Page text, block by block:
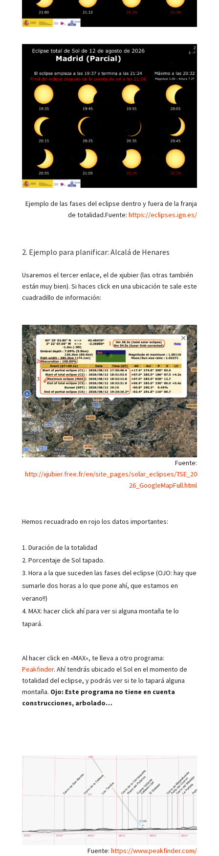
Ejemplo de las fases del eclipse dentro y fuera de la franja
de totalidad.Fuente:https://eclipses.ign.es/
2. Ejemplo para planificar: Alcalá de Henares
Usaremos el tercer enlace, el de xjubier (las otras también
están muy bien). Si haces click en una ubicación te sale este
cuadradillo de información:
Fuente:
http://xjubier.free.fr/en/site_pages/solar_eclipses/TSE_20
26_GoogleMapFull.html
Hemos recuadrado en rojo los datos importantes:
Duración de la totalidad
Porcentaje de Sol tapado.
Hora a la que suceden las fases del eclipse (OJO: hay que
sumarle dos horas a lo que pone ahí, que estamos en
verano!!)
MAX: hacer click ahí para ver si alguna montaña te lo
tapará.
Al hacer click en «MAX», te lleva a otro programa:
Peakfinder. Ahí tendrás ubicado el Sol en el momento de
totalidad del eclipse, y podrás ver si te lo tapará alguna
montaña. Ojo: Este programa no tiene en cuenta
construcciones, arbolado…
Fuente:https://www.peakfinder.com/